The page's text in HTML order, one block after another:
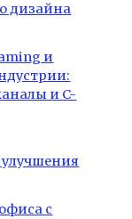
дизайна
и
и C-
с